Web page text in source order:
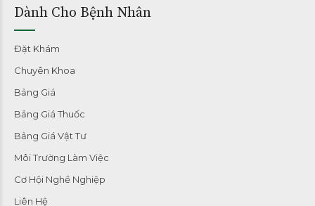
Dành Cho Bệnh Nhân
Đặt Khám
Chuyên Khoa
Bảng Giá
Bảng Giá Thuốc
Bảng Giá Vật Tư
Môi Trường Làm Việc
Cơ Hội Nghề Nghiệp
Liên Hệ